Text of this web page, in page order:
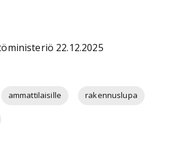
22.12.2025
ammattilaisille rakennuslupa